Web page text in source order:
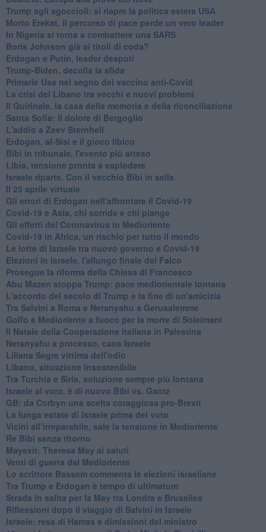
Trump agli sgoccioli: si riapre la politica estera USA
Morto Erekat, il percorso di pace perde un vero leader
In Nigeria si torna a combattere una SARS
Boris Johnson già ai titoli di coda?
Erdogan e Putin, leader despoti
Trump-Biden, decolla la sfida
Primarie Usa nel segno del vaccino anti-Covid
La crisi del Libano tra vecchi e nuovi problemi
Il Quirinale, la casa della memoria e della riconciliazione
Santa Sofia: il dolore di Bergoglio
L'addio a ​Zeev Sternhell
Erdogan, al-Sisi e il gioco libico
Bibi in tribunale, l'evento più atteso
Libia, tensione pronta a esplodere
Israele riparte. Con il vecchio Bibi in sella
Il 25 aprile virtuale
Gli errori di Erdogan nell'affrontare il Covid-19
Covid-19 e Asia, chi sorride e chi piange
Gli effetti del Coronavirus in Medioriente
Covid-19 in Africa, un rischio per tutto il mondo
Le lotte di Israele tra nuovo governo e Covid-19
Elezioni in Israele, l'allungo finale del Falco
Prosegue la riforma della Chiesa di Francesco
Abu Mazen stoppa Trump: pace mediorientale lontana
L'accordo del secolo di Trump e la fine di un'amicizia
Tra Salvini a Roma e Netanyahu a Gerusalemme
Golfo e Medioriente a fuoco per la morte di Soleimani
Il Natale della Cooperazione italiana in Palestina
Netanyahu a processo, caos Israele
Liliana Segre vittima dell'odio
Libano, situazione insostenibile
Tra Turchia e Siria, soluzione sempre più lontana
Israele al voto, è di nuovo Bibi vs. Gantz
GB: da Corbyn una scelta coraggiosa pro-Brexit
La lunga estate di Israele prima del voto
Vicini all’irreparabile, sale la tensione in Medioriente
Re Bibi senza ritorno
Mayexit: Theresa May ai saluti
Venti di guerra dal Medioriente
Lo scrittore Bassem commenta le elezioni israeliane
Tra Trump e Erdogan è tempo di ultimatum
Strada in salita per la May tra Londra e Bruxelles
Riflessioni dopo il viaggio di Salvini in Israele
Israele: resa di Hamas e dimissioni del ministro